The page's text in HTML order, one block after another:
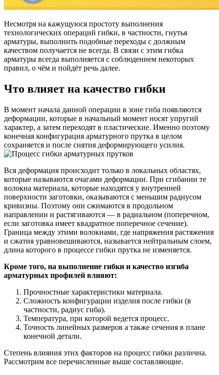
Несмотря на кажущуюся простоту выполнения
технологических операций гибки, в частности, гнутья
арматуры, выполнить подобные переходы с должным
качеством получается не всегда. В связи с этим гибка
арматуры всегда выполняется с соблюдением некоторых
правил, о чём и пойдёт речь далее.
Что влияет на качество гибки
В момент начала данной операции в зоне гиба появляются
деформации, которые в начальный момент носят упругий
характер, а затем переходят в пластические. Именно поэтому
конечная конфигурация арматурного прутка в целом
сохраняется и после снятия деформирующего усилия.
Вся деформация происходит только в локальных областях,
которые называются очагами деформации. При сгибании те
волокна материала, которые находятся у внутренней
поверхности заготовки, оказываются с меньшим радиусом
кривизны. Поэтому они сжимаются в продольном
направлении и растягиваются — в радиальном (поперечном,
если заготовка имеет квадратное поперечное сечение).
Граница между этими волокнами, где напряжения растяжения
и сжатия уравновешиваются, называется нейтральным слоем,
длина которого в процессе гибки прутка не изменяется.
Кроме того, на выполнение гибки и качество изгиба
арматурных профилей влияют:
Прочностные характеристики материала.
Сложность конфигурации изделия после гибки (в
частности, радиус гиба).
Температура, при которой ведется процесс.
Точность линейных размеров а также сечения в плане
конечной детали.
Степень влияния этих факторов на процесс гибки различна.
Рассмотрим все перечисленные выше составляющие.